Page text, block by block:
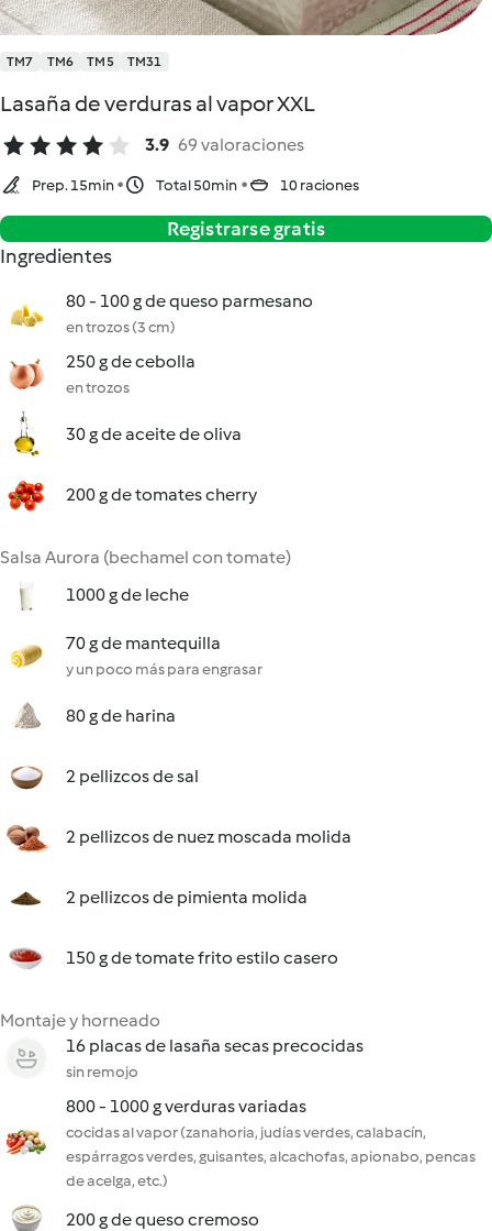
TM7 TM6 TM5 TM31
Lasaña de verduras al vapor XXL
3.9 69 valoraciones
Prep. 15min Total 50min 10 raciones
Registrarse gratis
Ingredientes
80 - 100 g de queso parmesano
en trozos (3 cm)
250 g de cebolla
en trozos
30 g de aceite de oliva
200 g de tomates cherry
Salsa Aurora (bechamel con tomate)
1000 g de leche
70 g de mantequilla
y un poco más para engrasar
80 g de harina
2 pellizcos de sal
2 pellizcos de nuez moscada molida
2 pellizcos de pimienta molida
150 g de tomate frito estilo casero
Montaje y horneado
16 placas de lasaña secas precocidas
sin remojo
800 - 1000 g verduras variadas
cocidas al vapor (zanahoria, judías verdes, calabacín,
espárragos verdes, guisantes, alcachofas, apionabo, pencas
de acelga, etc.)
200 g de queso cremoso